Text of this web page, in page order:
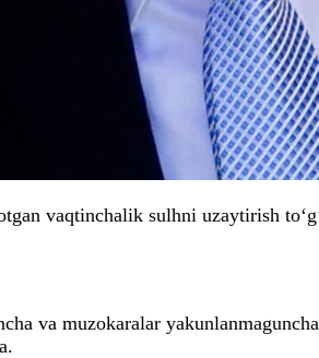
vaqtinchalik sulhni uzaytirish
va muzokaralar